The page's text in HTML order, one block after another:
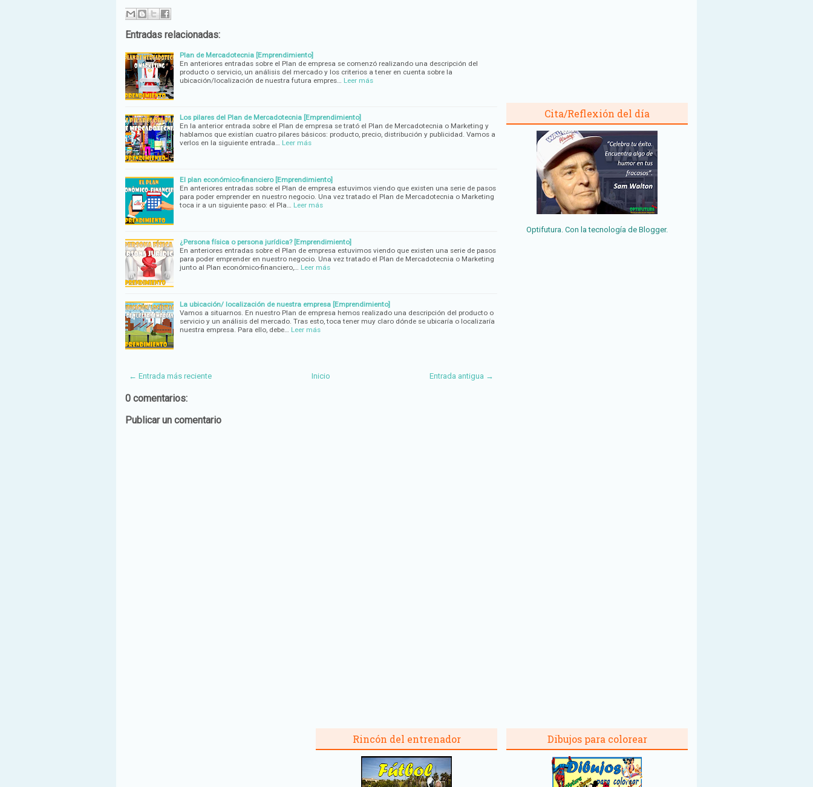
Entradas relacionadas:
Plan de Mercadotecnia [Emprendimiento]
En anteriores entradas sobre el Plan de empresa se comenzó realizando una descripción del
producto o servicio, un análisis del mercado y los criterios a tener en cuenta sobre la
ubicación/localización de nuestra futura empres…
Leer más
Los pilares del Plan de Mercadotecnia [Emprendimiento]
En la anterior entrada sobre el Plan de empresa se trató el Plan de Mercadotecnia o Marketing y
hablamos que existían cuatro pilares básicos: producto, precio, distribución y publicidad. Vamos a
verlos en la siguiente entrada…
Leer más
El plan económico-financiero [Emprendimiento]
En anteriores entradas sobre el Plan de empresa estuvimos viendo que existen una serie de pasos
para poder emprender en nuestro negocio. Una vez tratado el Plan de Mercadotecnia o Marketing
toca ir a un siguiente paso: el Pla…
Leer más
¿Persona física o persona jurídica? [Emprendimiento]
En anteriores entradas sobre el Plan de empresa estuvimos viendo que existen una serie de pasos
para poder emprender en nuestro negocio. Una vez tratado el Plan de Mercadotecnia o Marketing
junto al Plan económico-financiero,…
Leer más
La ubicación/ localización de nuestra empresa [Emprendimiento]
Vamos a situarnos. En nuestro Plan de empresa hemos realizado una descripción del producto o
servicio y un análisis del mercado. Tras esto, toca tener muy claro dónde se ubicaría o localizaría
nuestra empresa. Para ello, debe…
Leer más
← Entrada más reciente Entrada antigua →
Inicio
0 comentarios:
Publicar un comentario
Cita/Reflexión del día
Optifutura. Con la tecnología de Blogger.
Rincón del entrenador Dibujos para colorear